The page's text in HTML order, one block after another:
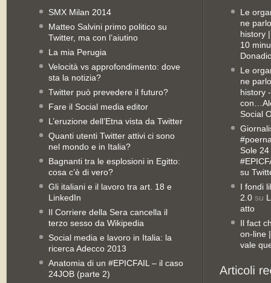
SMX Milan 2014
Matteo Salvini primo politico su
Twitter, ma con l’aiutino
La mia Perugia
Velocità vs approfondimento: dove
sta la notizia?
Twitter può prevedere il futuro?
Fare il Social media editor
L’eruzione dell’Etna vista da Twitter
Quanti utenti Twitter attivi ci sono
nel mondo e in Italia?
Bagnanti tra le esplosioni in Egitto:
cosa c’è di vero?
Gli italiani e il lavoro tra art. 18 e
LinkedIn
Il Corriere della Sera cancella il
terzo sesso da Wikipedia
Social media e lavoro in Italia: la
ricerca Adecco 2013
Anatomia di un #EPICFAIL – il caso
24JOB (parte 2)
Le
ne
history
10
Le
ne
history
Social
Sole
su
I fondi
2.0 su
atto
Il fact
on-line
vale